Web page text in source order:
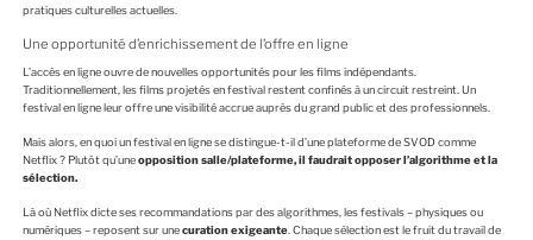
pratiques culturelles actuelles.
Une opportunité d’enrichissement de l’offre en ligne
L’accès en ligne ouvre de nouvelles opportunités pour les films indépendants.
Traditionnellement, les films projetés en festival restent confinés à un circuit restreint. Un
festival en ligne leur offre une visibilité accrue auprès du grand public et des professionnels.
Mais alors, en quoi un festival en ligne se distingue-t-il d’une plateforme de SVOD comme
Netflix ? Plutôt qu’uneopposition salle/plateforme, il faudrait opposer l’algorithme et la
sélection.
Là où Netflix dicte ses recommandations par des algorithmes, les festivals – physiques ou
numériques – reposent sur unecuration exigeante. Chaque sélection est le fruit du travail de